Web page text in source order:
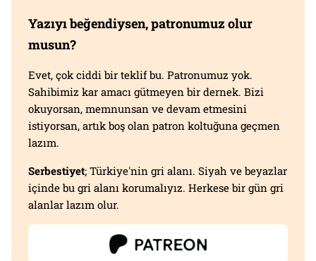
Yazıyı beğendiysen, patronumuz olur
musun?
Evet, çok ciddi bir teklif bu. Patronumuz yok.
Sahibimiz kar amacı gütmeyen bir dernek. Bizi
okuyorsan, memnunsan ve devam etmesini
istiyorsan, artık boş olan patron koltuğuna geçmen
lazım.
Serbestiyet; Türkiye'nin gri alanı. Siyah ve beyazlar
içinde bu gri alanı korumalıyız. Herkese bir gün gri
alanlar lazım olur.